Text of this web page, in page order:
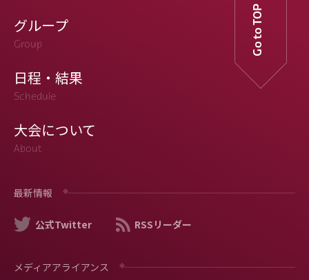
グループ
Group
日程・結果
Schedule
大会について
About
最新情報
公式Twitter RSSリーダー
メディアアライアンス
Go to TOP